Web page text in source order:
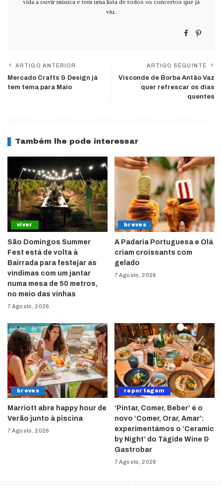
vida a ouvir música e tem uma lista de todos os concertos que já
viu.
ARTIGO ANTERIOR
Mercado Crafts & Design já
tem tema para Maio
ARTIGO SEGUINTE
Visconde de Borba Antão Vaz
quer refrescar os dias
quentes
Também lhe pode interessar
viver
São Domingos Summer
Fest está de volta à
Bairrada para festejar as
vindimas com um jantar
numa mesa de 50 metros,
no meio das vinhas
7 Agosto, 2026
breves
A Padaria Portuguesa e Olá
criam croissants com
gelado
7 Agosto, 2026
breves
Marriott abre happy hour de
Verão junto à piscina
7 Agosto, 2026
reportagem
‘Pintar, Comer, Beber’ é o
novo ‘Comer, Orar, Amar’:
experimentámos o ‘Ceramic
by Night’ do Tágide Wine &
Gastrobar
7 Agosto, 2026